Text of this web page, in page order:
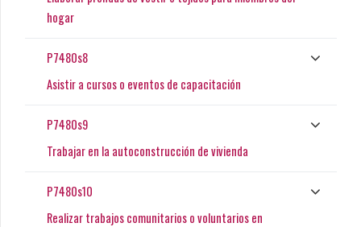
hogar
P7480s8
Asistir a cursos o eventos de capacitación
P7480s9
Trabajar en la autoconstrucción de vivienda
P7480s10
Realizar trabajos comunitarios o voluntarios en